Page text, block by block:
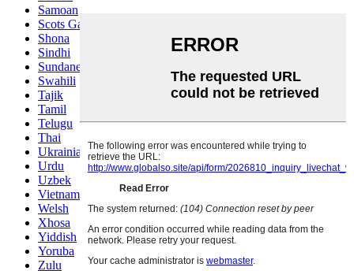
Samoan
Scots Gaelic
Shona
Sindhi
Sundanese
Swahili
Tajik
Tamil
Telugu
Thai
Ukrainian
Urdu
Uzbek
Vietnamese
Welsh
Xhosa
Yiddish
Yoruba
Zulu